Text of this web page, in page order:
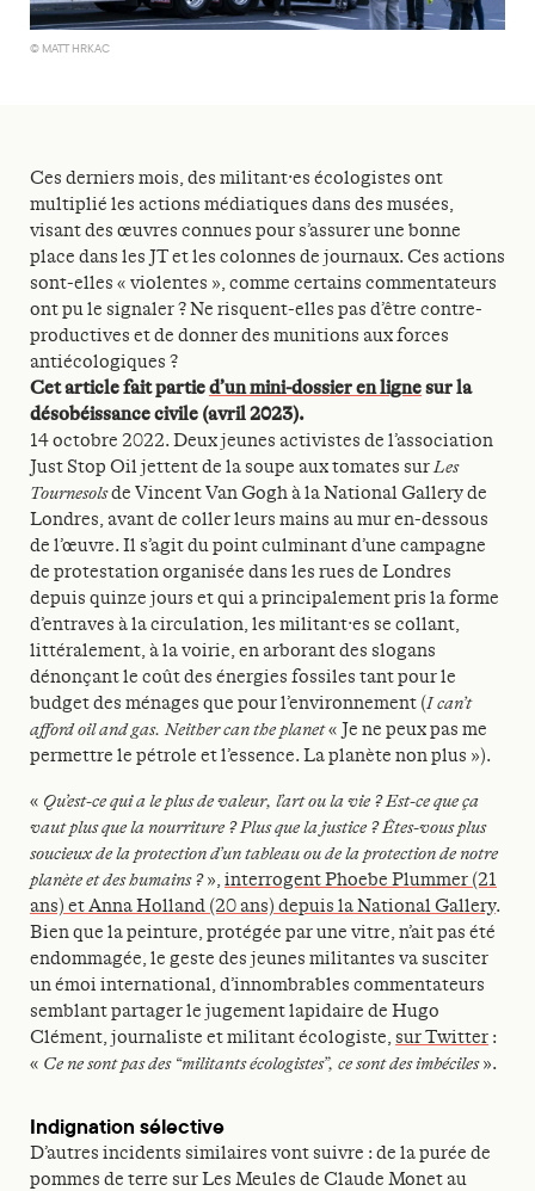
© MATT HRKAC
Ces derniers mois, des militant·es écologistes ont
multiplié les actions médiatiques dans des musées,
visant des œuvres connues pour s’assurer une bonne
place dans les JT et les colonnes de journaux. Ces actions
sont-elles « violentes », comme certains commentateurs
ont pu le signaler ? Ne risquent-elles pas d’être contre-
productives et de donner des munitions aux forces
antiécologiques ?
Cet article fait partied’un mini-dossier en lignesur la
désobéissance civile (avril 2023).
14 octobre 2022. Deux jeunes activistes de l’association
Just Stop Oil jettent de la soupe aux tomates surLes
Tournesolsde Vincent Van Gogh à la National Gallery de
Londres, avant de coller leurs mains au mur en-dessous
de l’œuvre. Il s’agit du point culminant d’une campagne
de protestation organisée dans les rues de Londres
depuis quinze jours et qui a principalement pris la forme
d’entraves à la circulation, les militant·es se collant,
littéralement, à la voirie, en arborant des slogans
dénonçant le coût des énergies fossiles tant pour le
budget des ménages que pour l’environnement (I can’t
afford oil and gas. Neither can the planet« Je ne peux pas me
permettre le pétrole et l’essence. La planète non plus »).
« Qu’est-ce qui a le plus de valeur, l’art ou la vie ? Est-ce que ça
vaut plus que la nourriture ? Plus que la justice ? Êtes-vous plus
soucieux de la protection d’un tableau ou de la protection de notre
planète et des humains ?», interrogent Phoebe Plummer (21
ans) et Anna Holland (20 ans) depuis la National Gallery.
Bien que la peinture, protégée par une vitre, n’ait pas été
endommagée, le geste des jeunes militantes va susciter
un émoi international, d’innombrables commentateurs
semblant partager le jugement lapidaire de Hugo
Clément, journaliste et militant écologiste, sur Twitter :
« Ce ne sont pas des “militants écologistes”, ce sont des imbéciles».
Indignation sélective
D’autres incidents similaires vont suivre : de la purée de
pommes de terre sur Les Meules de Claude Monet au